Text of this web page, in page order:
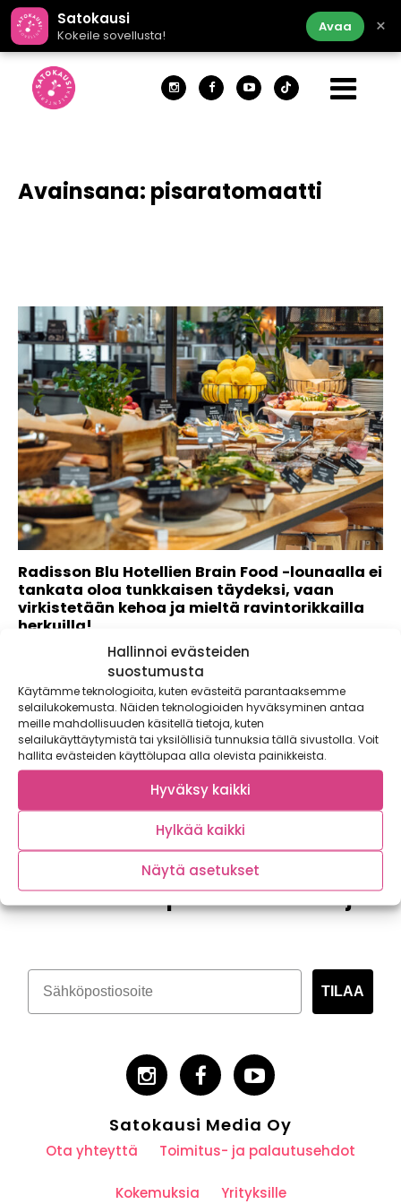
Hallinnoi evästeiden
suostumusta
Käytämme teknologioita, kuten evästeitä parantaaksemme
selailukokemusta. Näiden teknologioiden hyväksyminen antaa
meille mahdollisuuden käsitellä tietoja, kuten
selailukäyttäytymistä tai yksilöllisiä tunnuksia tällä sivustolla. Voit
hallita evästeiden käyttölupaa alla olevista painikkeista.
Hyväksy kaikki
Hylkää kaikki
Näytä asetukset
Satokausi
Kokeile sovellusta!
Avaa ×
Avainsana: pisaratomaatti
Radisson Blu Hotellien Brain Food -lounaalla ei
tankata oloa tunkkaisen täydeksi, vaan
virkistetään kehoa ja mieltä ravintorikkailla
herkuilla!
Radisson Blu Hotellien mielen ja kehon hyvinvointiin
tähtäävässä Brain Food -konseptissa etsitään jatkuvasti
fiksuja...
Tilaa kasvispitoinen uutiskirje
TILAA
Satokausi Media Oy
Ota yhteyttä Toimitus- ja palautusehdot
Kokemuksia Yrityksille